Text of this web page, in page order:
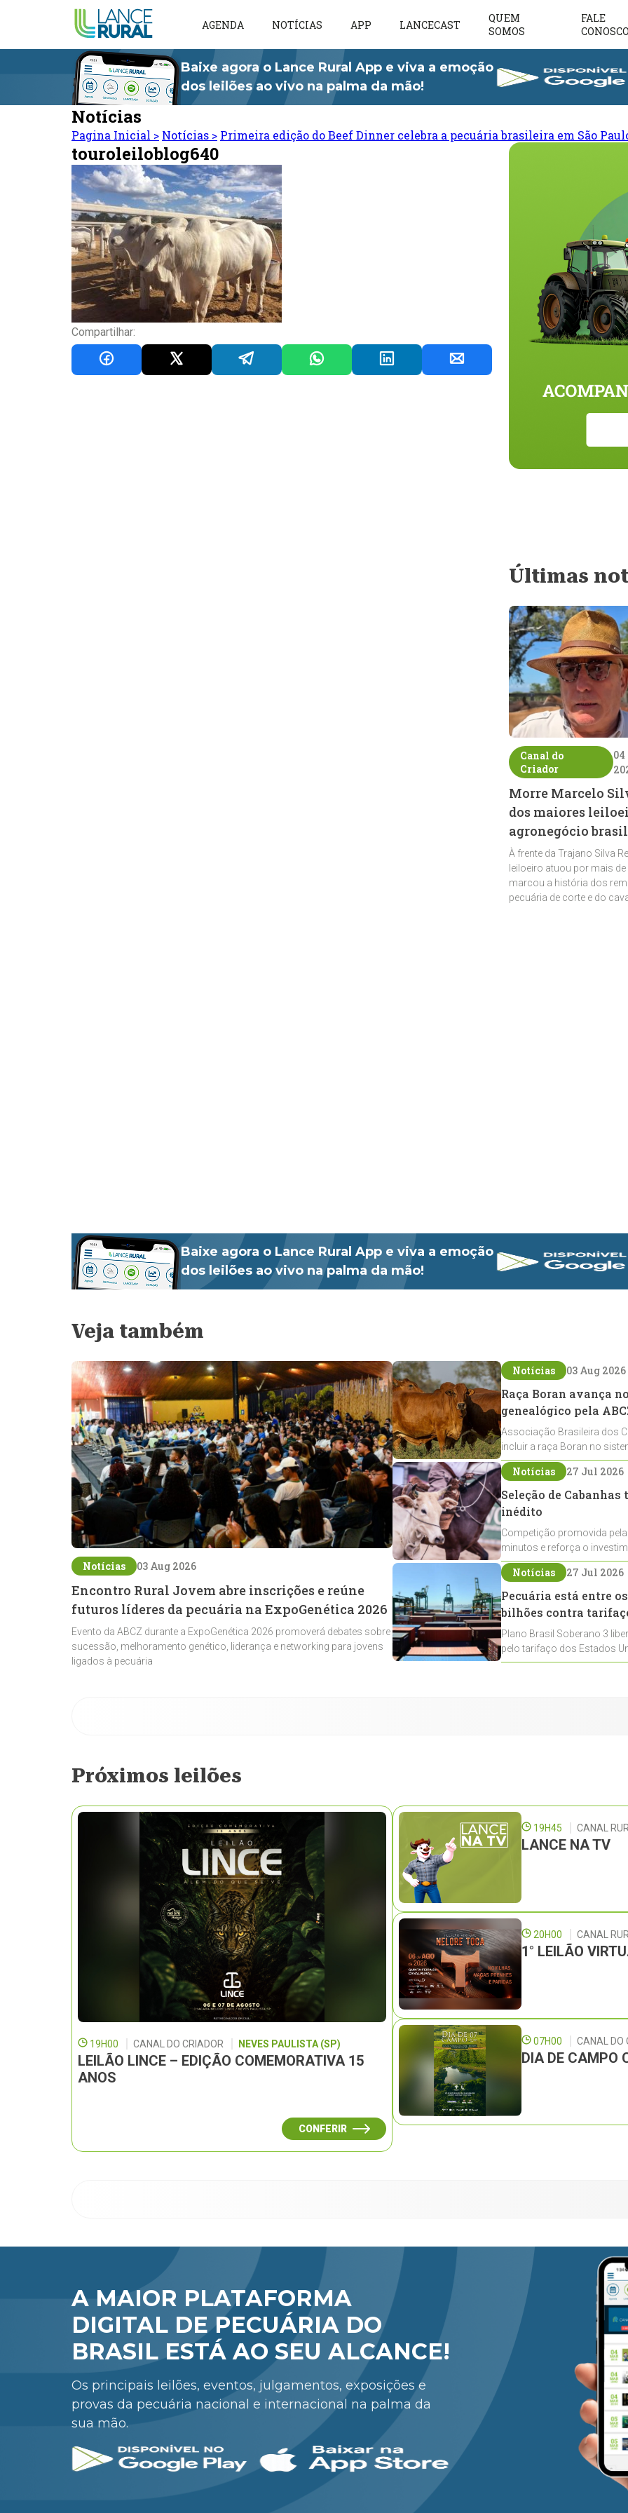
AGENDA NOTÍCIAS APP LANCECAST
QUEM
SOMOS
FALE
CONOSCO
Baixe agora o Lance Rural App e viva a emoção
dos leilões ao vivo na palma da mão!
Notícias
Pagina Inicial > Notícias > Primeira edição do Beef Dinner celebra a pecuária brasileira em São
touroleiloblog640
Compartilhar:
Últimas
Canal do
Criador
04
Morre Marcelo
dos maiores
agronegócio
À frente da Trajano Silva
leiloeiro atuou por mais
marcou a história dos
pecuária de corte e do
Baixe agora o Lance Rural App e viva a emoção
dos leilões ao vivo na palma da mão!
Veja também
Notícias 03 Aug 2026
Encontro Rural Jovem abre inscrições e reúne
futuros líderes da pecuária na ExpoGenética 2026
Evento da ABCZ durante a ExpoGenética 2026 promoverá debates sobre
sucessão, melhoramento genético, liderança e networking para jovens
ligados à pecuária
Notícias 03 Aug 2026
Raça Boran avança
genealógico pela
Associação Brasileira dos
incluir a raça Boran no
expansão na pecuária
Notícias 27 Jul 2026
Seleção de
inédito
Competição promovida
minutos e reforça o
Crioulos voltados ao laço
Notícias 27 Jul 2026
Pecuária está entre
bilhões contra
Plano Brasil Soberano 3
pelo tarifaço dos Estados
contemplados
Próximos leilões
19H00 CANAL DO CRIADOR NEVES PAULISTA (SP)
LEILÃO LINCE – EDIÇÃO COMEMORATIVA 15
ANOS
CONFERIR
19H45 CANAL
LANCE NA TV
20H00 CANAL
1° LEILÃO
07H00 CANAL DO
DIA DE CAMPO
A MAIOR PLATAFORMA
DIGITAL DE PECUÁRIA DO
BRASIL ESTÁ AO SEU ALCANCE!
Os principais leilões, eventos, julgamentos, exposições e
provas da pecuária nacional e internacional na palma da
sua mão.